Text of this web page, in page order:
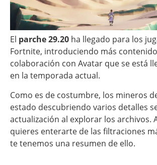
El parche 29.20 ha llegado para los
Fortnite, introduciendo más
colaboración con Avatar que se está
en la temporada actual.
Como es de costumbre, los mineros
estado descubriendo varios detalles
actualización al explorar los archivos.
quieres enterarte de las filtraciones
te tenemos una resumen de ello.